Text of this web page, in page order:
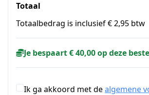
Totaal
Totaalbedrag is inclusief € 2,95 btw
Je bespaart € 40,00 op deze
Ik ga akkoord met dealgemene